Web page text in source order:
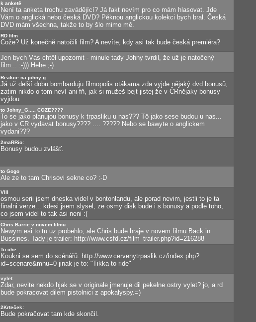
k anketě
Není ta anketa trochu zavádějící? Já fakt nevím pro co mám hlasovat. Jde
Vám o anglická nebo česká DVD? Pěknou anglickou kolekci bych bral. Česká
DVD mám všechna, takže to by šlo mimo mě.
RD film
Cože? Už konečně natočili film? A nevíte, kdy asi tak bude česká premiéra?
Jen bych Vás chtěl upozornit - minule tady Johny tvrdil, že už je natočený
film... :-))) Hehe ;-)
Reakce na johny g
Já už delší dobu bombarduju filmopolis otákama zda vyjde nějaký dvd bonusů,
zatim nikdo o tom neví ani fň, jak si mužeš bejt jistej že v ČRnějaky bonusy
vyjdou
to Johny_G..... COZE????
To se jako planujou bonusy k trpasliku u nas??? Tö jako sese budou u nas...
jako v CR vydavat bonusy???? .... ????? Nebo se bawyte o anglickem
vydani???
2maRRio:
Bonusy budou zvlášť.
to Gogo
Ale ze to tam Chrisovi sekne co? :-D
VIII
osmou serii jsem dneska videl v bontonlandu, ale porad nevim, jestli to je ta
finalni verze... kdesi jsem slysel, ze osmy disk bude i s bonusy a podle toho,
co jsem videl to tak asi neni :(
Chris Barrie v novem filmu
Newym esi to tu uz probehlo, ale Chris bude hraje v novem filmu Back in
Bussines. Tady je trailer: http://www.csfd.cz/film_trailer.php?id=216288
To che:
Koukni se sem do scénářů: http://www.cervenytrpaslik.cz/index.php?
id=scenare&mnu=0 jinak je to: "Tikka to ride"
vylet
Zdar, nevite nekdo hjak se v originale jmenuje dil pekelne ostry vylet? jo, a rd
bude pokracovat dilem pistolnici z apokalyspy.=)
2Krteček:
Bude pokračovat tam kde skončil.